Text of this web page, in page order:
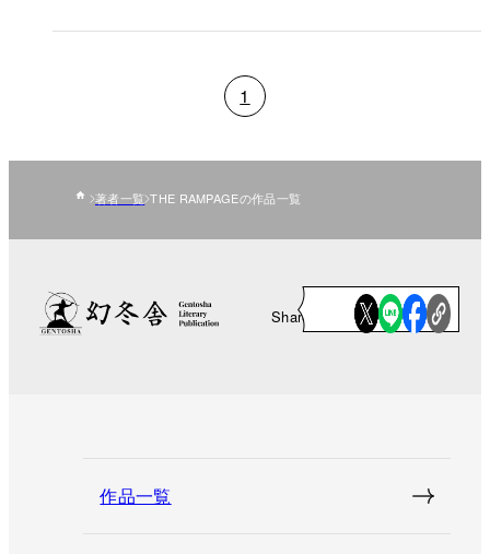
1
著者一覧 THE RAMPAGEの作品一覧
Share
作品一覧